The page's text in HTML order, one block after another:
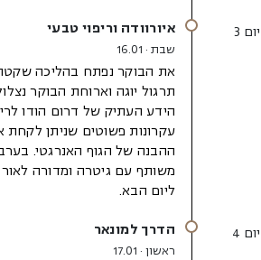
יום 3 איורוודה וריפוי טבעי
שבת · 16.01
את הבוקר נפתח בהליכה
תרגול יוגה וארוחת הבוקר
הידע העתיק של דרום הודו
עקרונות פשוטים שניתן
ההבנה של הגוף האנרגטי.
משותף עם גיטרה ומדורה
ליום הבא.
יום 4 הדרך למונאר
ראשון · 17.01